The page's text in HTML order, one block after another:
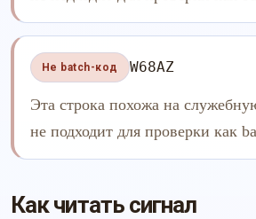
Не batch-код W68AZ
Эта строка похожа на
не подходит для проверки как
Как читать сигнал